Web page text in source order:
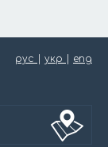
рус укр eng